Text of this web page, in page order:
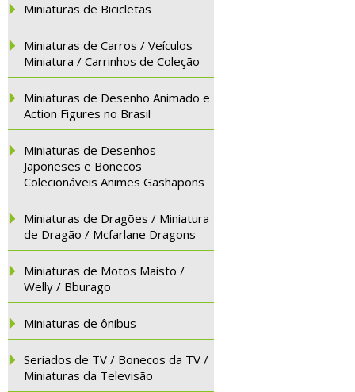
Miniaturas de Bicicletas
Miniaturas de Carros / Veículos
Miniatura / Carrinhos de Coleção
Miniaturas de Desenho Animado e
Action Figures no Brasil
Miniaturas de Desenhos
Japoneses e Bonecos
Colecionáveis Animes Gashapons
Miniaturas de Dragões / Miniatura
de Dragão / Mcfarlane Dragons
Miniaturas de Motos Maisto /
Welly / Bburago
Miniaturas de ônibus
Seriados de TV / Bonecos da TV /
Miniaturas da Televisão